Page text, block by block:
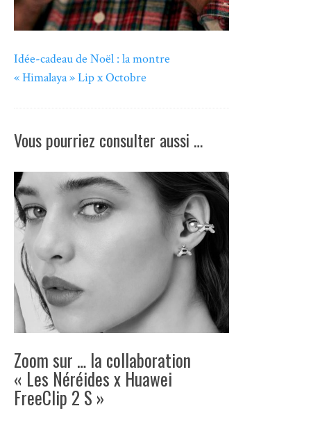
Idée-cadeau de Noël : la montre
« Himalaya » Lip x Octobre
Vous pourriez consulter aussi …
Zoom sur … la collaboration
« Les Néréides x Huawei
FreeClip 2 S »